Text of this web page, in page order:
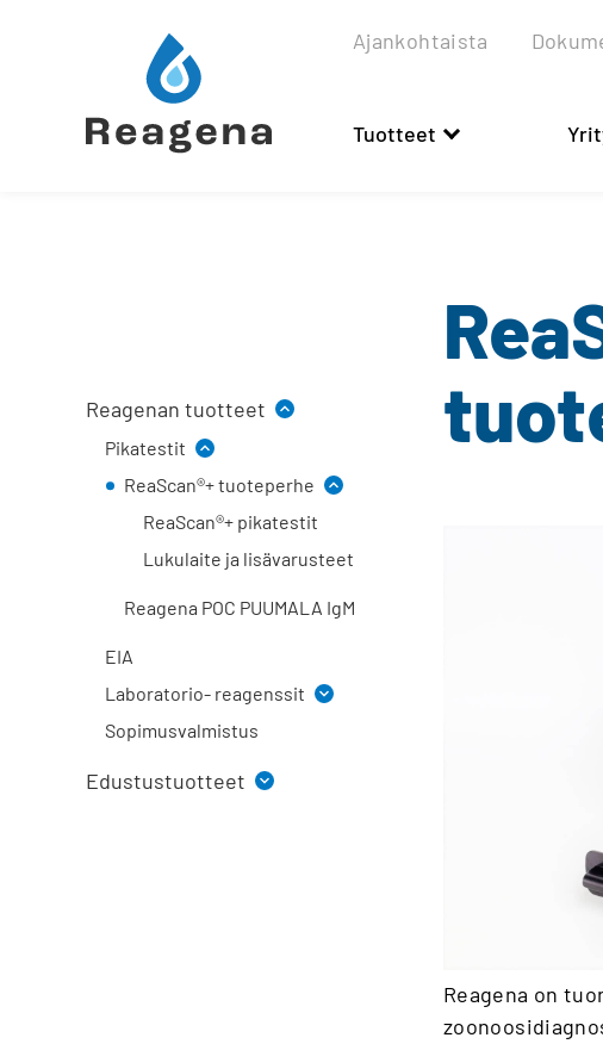
Ajankohtaista
Tuotteet
Reagenan tuotteet
Pikatestit
ReaScan®+ tuoteperhe
ReaScan®+ pikatestit
Lukulaite ja lisävarusteet
Reagena POC PUUMALA IgM
EIA
Laboratorio- reagenssit
Värjäysliuokset
Sopimusvalmistus
Edustustuotteet
Reagena on